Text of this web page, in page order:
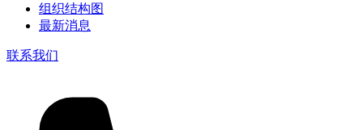
组织结构图
最新消息
联系我们